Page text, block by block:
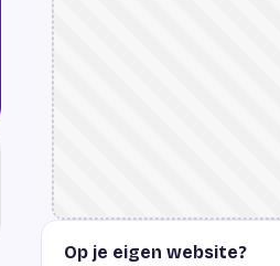
Op je eigen website?